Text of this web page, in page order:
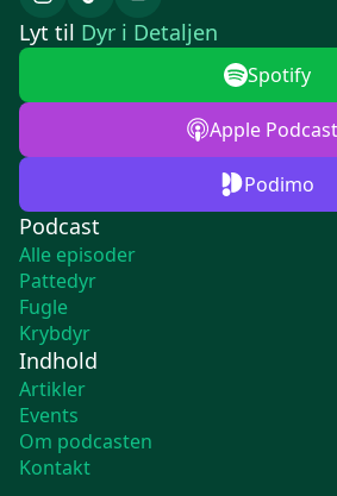
Podcast
Alle episoder
Pattedyr
Fugle
Krybdyr
Indhold
Artikler
Events
Om podcasten
Kontakt
Lyt til Dyr i Detaljen
Spotify
Apple
Podimo